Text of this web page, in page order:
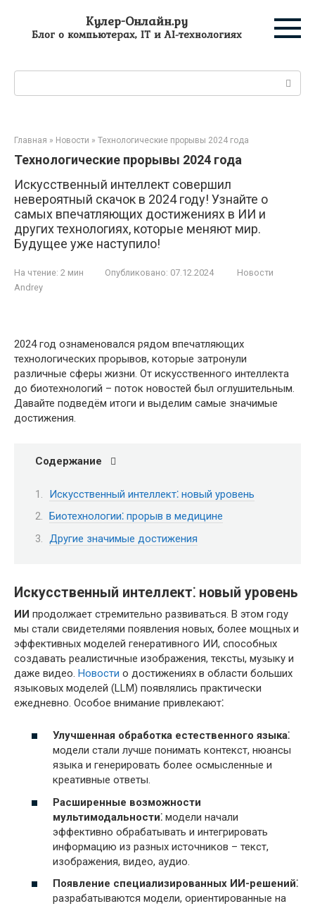
контенту
Кулер-Онлайн.ру
Блог о компьютерах, IT и AI-технологиях
Поиск:
Главная » Новости » Технологические прорывы 2024 года
Технологические прорывы 2024 года
Искусственный интеллект совершил
невероятный скачок в 2024 году! Узнайте о
самых впечатляющих достижениях в ИИ и
других технологиях, которые меняют мир.
Будущее уже наступило!
На чтение: 2 мин Опубликовано: 07.12.2024
Новости
Andrey
2024 год ознаменовался рядом впечатляющих
технологических прорывов, которые затронули
различные сферы жизни. От искусственного интеллекта
до биотехнологий – поток новостей был оглушительным.
Давайте подведём итоги и выделим самые значимые
достижения.
Содержание
Искусственный интеллект⁚ новый уровень
Биотехнологии⁚ прорыв в медицине
Другие значимые достижения
Искусственный интеллект⁚ новый уровень
ИИ продолжает стремительно развиваться. В этом году
мы стали свидетелями появления новых, более мощных и
эффективных моделей генеративного ИИ, способных
создавать реалистичные изображения, тексты, музыку и
даже видео. Новости о достижениях в области больших
языковых моделей (LLM) появлялись практически
ежедневно. Особое внимание привлекают⁚
Улучшенная обработка естественного языка⁚
модели стали лучше понимать контекст, нюансы
языка и генерировать более осмысленные и
креативные ответы.
Расширенные возможности
мультимодальности⁚ модели начали
эффективно обрабатывать и интегрировать
информацию из разных источников – текст,
изображения, видео, аудио.
Появление специализированных ИИ-решений⁚
разрабатываются модели, ориентированные на